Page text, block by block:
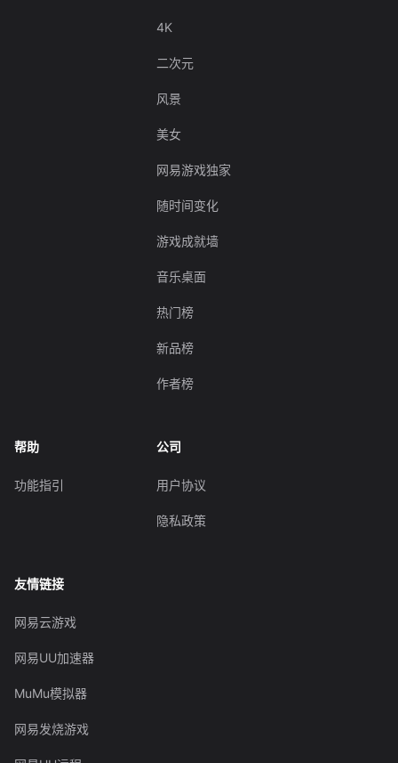
4K
二次元
风景
美女
网易游戏独家
随时间变化
游戏成就墙
音乐桌面
热门榜
新品榜
作者榜
帮助
功能指引
公司
用户协议
隐私政策
友情链接
网易云游戏
网易UU加速器
MuMu模拟器
网易发烧游戏